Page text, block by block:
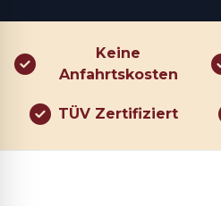
Keine
Anfahrtskosten
TÜV Zertifiziert